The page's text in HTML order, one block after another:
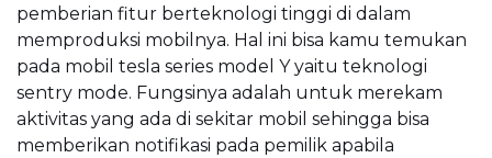
pemberian fitur berteknologi tinggi di dalam
memproduksi mobilnya. Hal ini bisa kamu temukan
pada mobil tesla series model Y yaitu teknologi
sentry mode. Fungsinya adalah untuk merekam
aktivitas yang ada di sekitar mobil sehingga bisa
memberikan notifikasi pada pemilik apabila